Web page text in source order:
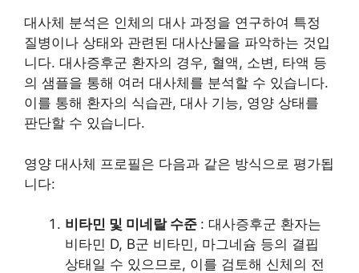
대사체 분석은 인체의 대사 과정을 연구하여 특정
질병이나 상태와 관련된 대사산물을 파악하는 것입
니다. 대사증후군 환자의 경우, 혈액, 소변, 타액 등
의 샘플을 통해 여러 대사체를 분석할 수 있습니다.
이를 통해 환자의 식습관, 대사 기능, 영양 상태를
판단할 수 있습니다.
영양 대사체 프로필은 다음과 같은 방식으로 평가됩
니다:
비타민 및 미네랄 수준 : 대사증후군 환자는
비타민 D, B군 비타민, 마그네슘 등의 결핍
상태일 수 있으므로, 이를 검토해 신체의 전